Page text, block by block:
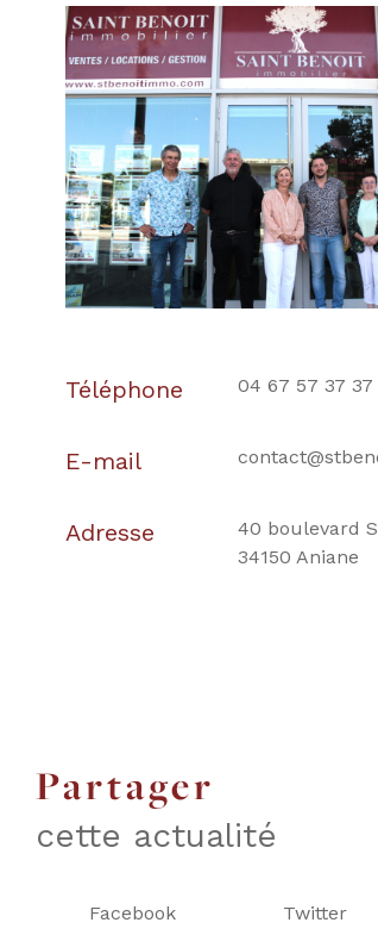
Téléphone 04 67 57 37 37
E-mail
Adresse
40 boulevard
34150 Aniane
partager
cette actualité
Facebook Twitter